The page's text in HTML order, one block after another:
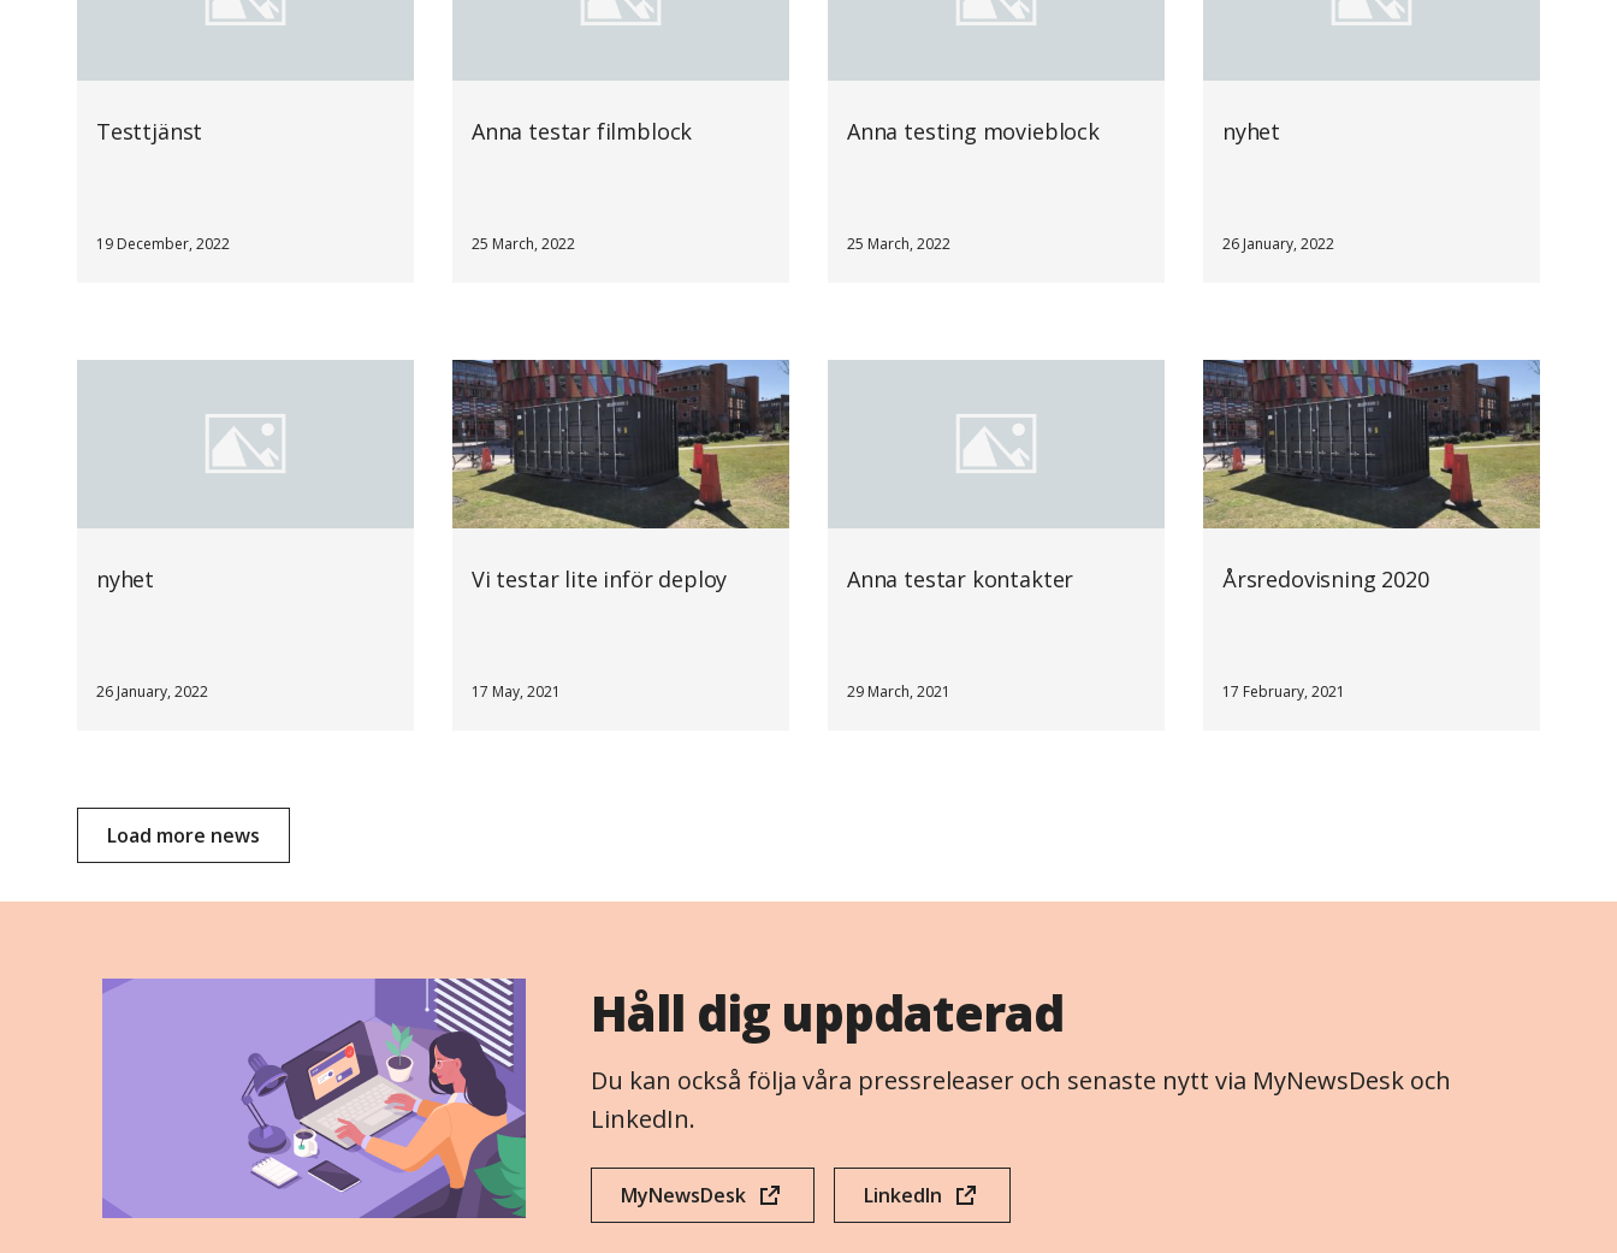
Testtjänst
19 December, 2022
Anna testar filmblock
25 March, 2022
Anna testing movieblock
25 March, 2022
nyhet
26 January, 2022
nyhet
26 January, 2022
Vi testar lite inför deploy
17 May, 2021
Anna testar kontakter
29 March, 2021
Årsredovisning 2020
17 February, 2021
Load more news
Håll dig uppdaterad
Du kan också följa våra pressreleaser och senaste nytt via MyNewsDesk och
LinkedIn.
MyNewsDesk
(opens
LinkedIn